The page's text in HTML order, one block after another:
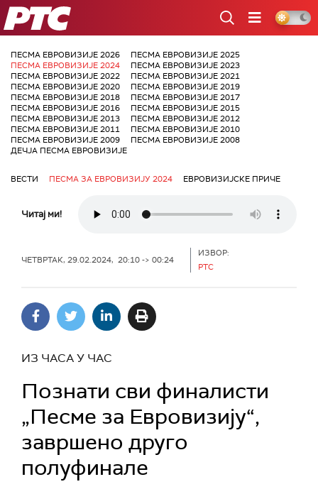
РТС
ПЕСМА ЕВРОВИЗИЈЕ 2026
ПЕСМА ЕВРОВИЗИЈЕ 2025
ПЕСМА ЕВРОВИЗИЈЕ 2024
ПЕСМА ЕВРОВИЗИЈЕ 2023
ПЕСМА ЕВРОВИЗИЈЕ 2022
ПЕСМА ЕВРОВИЗИЈЕ 2021
ПЕСМА ЕВРОВИЗИЈЕ 2020
ПЕСМА ЕВРОВИЗИЈЕ 2019
ПЕСМА ЕВРОВИЗИЈЕ 2018
ПЕСМА ЕВРОВИЗИЈЕ 2017
ПЕСМА ЕВРОВИЗИЈЕ 2016
ПЕСМА ЕВРОВИЗИЈЕ 2015
ПЕСМА ЕВРОВИЗИЈЕ 2013
ПЕСМА ЕВРОВИЗИЈЕ 2012
ПЕСМА ЕВРОВИЗИЈЕ 2011
ПЕСМА ЕВРОВИЗИЈЕ 2010
ПЕСМА ЕВРОВИЗИЈЕ 2009
ПЕСМА ЕВРОВИЗИЈЕ 2008
ДЕЧЈА ПЕСМА ЕВРОВИЗИЈЕ
ВЕСТИ ПЕСМА ЗА ЕВРОВИЗИЈУ 2024 ЕВРОВИЗИЈСКЕ ПРИЧЕ
Читај ми!
ЧЕТВРТАК, 29.02.2024, 20:10 -> 00:24
ИЗВОР:
РТС
ИЗ ЧАСА У ЧАС
Познати сви финалисти
„Песме за Евровизију“,
завршено друго
полуфинале